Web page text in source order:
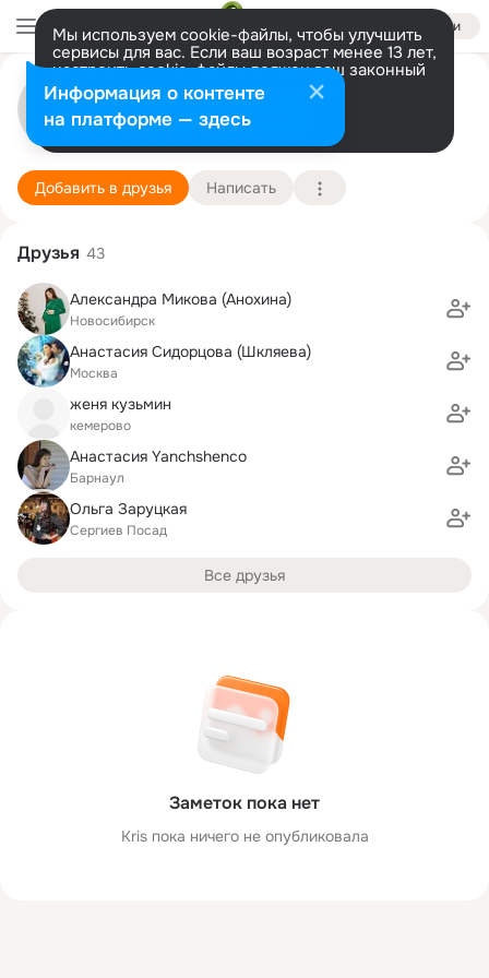
Войти
Мы используем cookie-файлы, чтобы улучшить
сервисы для вас. Если ваш возраст менее 13 лет,
настроить cookie-файлы должен ваш законный
представитель. Больше информации
Разрешить все Настроить
Kris tina
россия 1 января (126 лет)
Подробнее
Добавить в друзья Написать
Заметок пока нет
Kris пока ничего не опубликовала
Друзья 43
Александра Микова (Анохина)
Новосибирск
Анастасия Сидорцова (Шкляева)
Москва
женя кузьмин
кемерово
Анастасия Yanchshenco
Барнаул
Ольга Заруцкая
Сергиев Посад
Все друзья
Информация о контенте
на платформе — здесь